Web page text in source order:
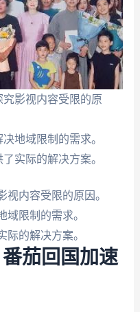
影视内容受限的原
地域限制的需求。
实际的解决方案。
视内容受限的原因。
域限制的需求。
际的解决方案。
茄回国加速